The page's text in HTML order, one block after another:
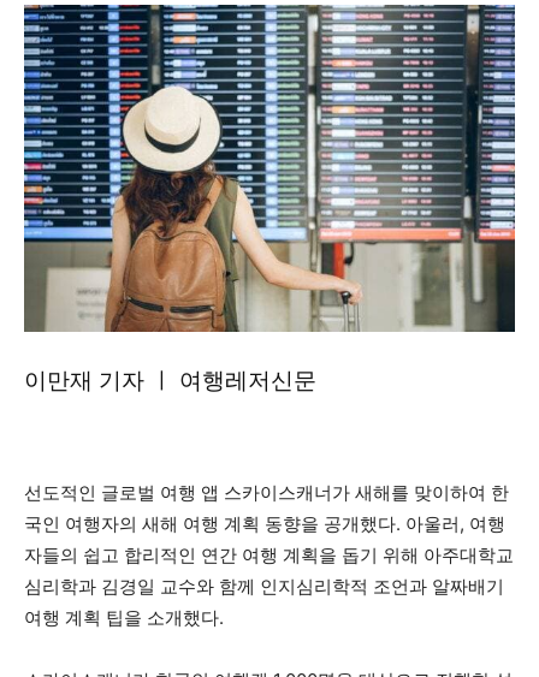
이만재 기자 ㅣ 여행레저신문
선도적인 글로벌 여행 앱 스카이스캐너가 새해를 맞이하여 한
국인 여행자의 새해 여행 계획 동향을 공개했다. 아울러, 여행
자들의 쉽고 합리적인 연간 여행 계획을 돕기 위해 아주대학교
심리학과 김경일 교수와 함께 인지심리학적 조언과 알짜배기
여행 계획 팁을 소개했다.